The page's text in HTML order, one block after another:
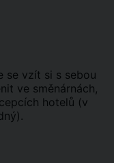
se vzít si s sebou
ve směnárnách,
hotelů (v